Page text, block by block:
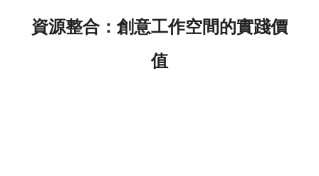
資源整合：創意工作空間的實踐價
值